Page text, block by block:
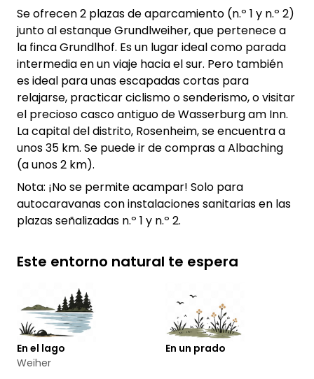
Se ofrecen 2 plazas de aparcamiento (n.º 1 y n.º 2)
junto al estanque Grundlweiher, que pertenece a
la finca Grundlhof. Es un lugar ideal como parada
intermedia en un viaje hacia el sur. Pero también
es ideal para unas escapadas cortas para
relajarse, practicar ciclismo o senderismo, o visitar
el precioso casco antiguo de Wasserburg am Inn.
La capital del distrito, Rosenheim, se encuentra a
unos 35 km. Se puede ir de compras a Albaching
(a unos 2 km).
Nota: ¡No se permite acampar! Solo para
autocaravanas con instalaciones sanitarias en las
plazas señalizadas n.º 1 y n.º 2.
Este entorno natural te espera
En el lago
Weiher
En un prado